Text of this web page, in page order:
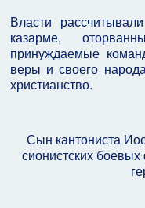
Власти
казарме,
принуждаемые
веры и своего
христианство.
Сын кантониста
сионистских